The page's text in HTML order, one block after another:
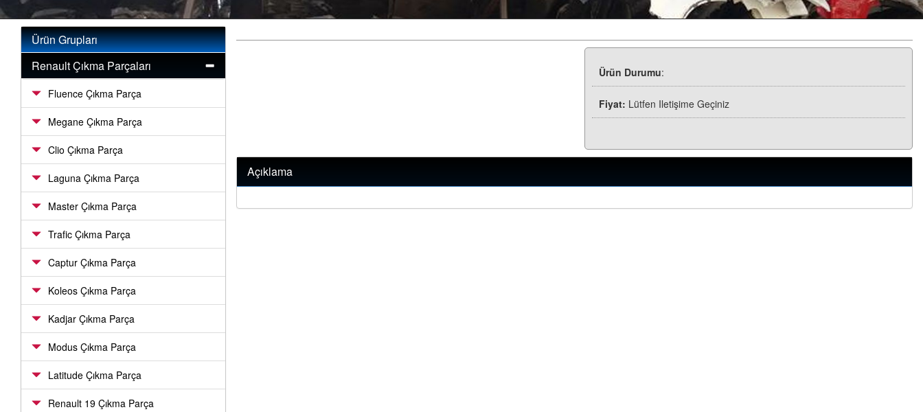
Ürün Grupları
Renault Çıkma Parçaları
Fluence Çıkma Parça
Megane Çıkma Parça
Clio Çıkma Parça
Laguna Çıkma Parça
Master Çıkma Parça
Trafic Çıkma Parça
Captur Çıkma Parça
Koleos Çıkma Parça
Kadjar Çıkma Parça
Modus Çıkma Parça
Latitude Çıkma Parça
Renault 19 Çıkma Parça
Ürün Durumu:
Fiyat: Lütfen Iletişime Geçiniz
Açıklama